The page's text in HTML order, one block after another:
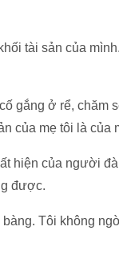
tài sản của
gắng ở rể,
của mẹ tôi là của
hiện của người
được.
Tôi không